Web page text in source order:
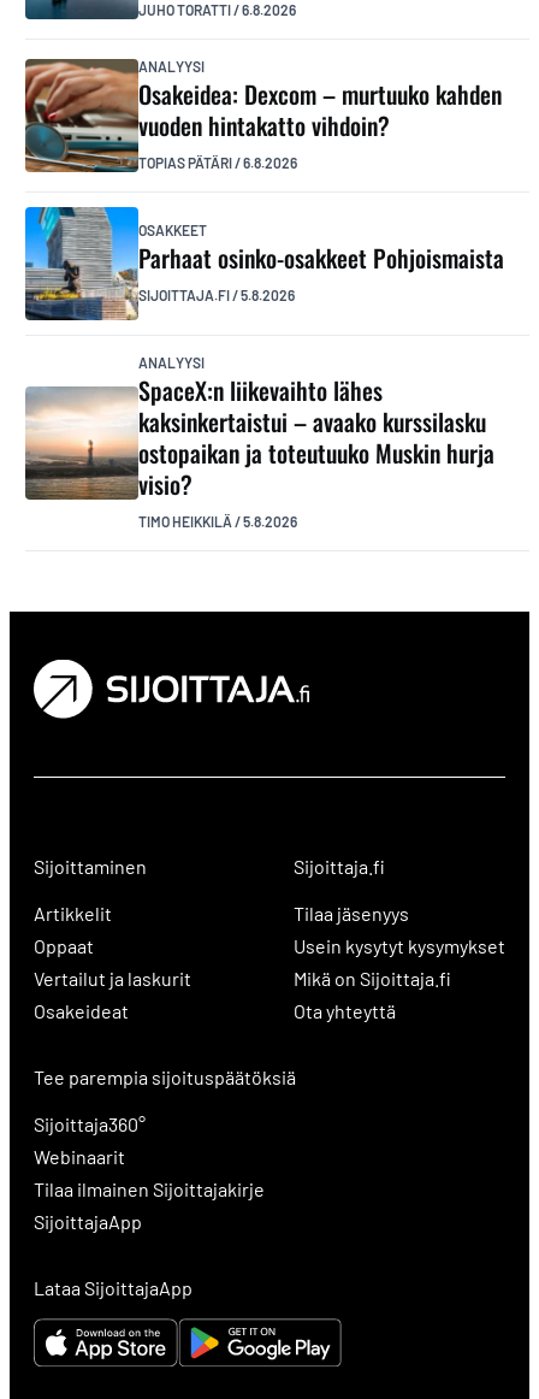
JUHO TORATTI/6.8.2026
ANALYYSI
Osakeidea: Dexcom – murtuuko kahden
vuoden hintakatto vihdoin?
TOPIAS PÄTÄRI/6.8.2026
OSAKKEET
Parhaat osinko-osakkeet Pohjoismaista
SIJOITTAJA.FI/5.8.2026
ANALYYSI
SpaceX:n liikevaihto lähes
kaksinkertaistui – avaako kurssilasku
ostopaikan ja toteutuuko Muskin hurja
visio?
TIMO HEIKKILÄ /5.8.2026
Sijoittaminen
Artikkelit
Oppaat
Vertailut ja laskurit
Osakeideat
Sijoittaja.fi
Tilaa jäsenyys
Usein kysytyt kysymykset
Mikä on Sijoittaja.fi
Ota yhteyttä
Tee parempia sijoituspäätöksiä
Sijoittaja360°
Webinaarit
Tilaa ilmainen Sijoittajakirje
SijoittajaApp
Lataa SijoittajaApp